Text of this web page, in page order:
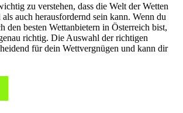
zu verstehen, dass die Welt der Wetten
auch herausfordernd sein kann. Wenn du
den besten Wettanbietern in Österreich bist,
richtig. Die Auswahl der richtigen
für dein Wettvergnügen und kann dir